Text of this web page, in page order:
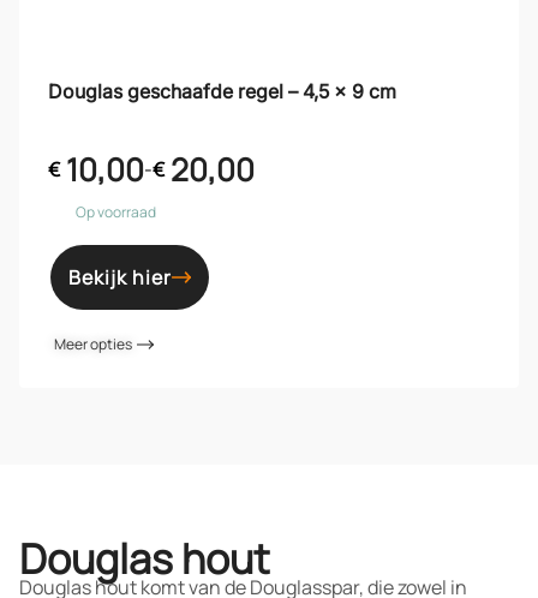
Douglas geschaafde regel – 4,5 x 9 cm
€10,00-€20,00
Op voorraad
Bekijk hier
Meer opties
Douglas hout
Douglas hout komt van de Douglasspar, die zowel in